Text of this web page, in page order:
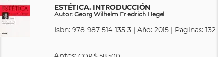
ESTÉTICA. INTRODUCCIÓN
Autor: Georg Wilhelm Friedrich Hegel
Isbn: 978-987-514-135-3 | Año: 2015 | Páginas: 132
Antes:COP$ 58.500